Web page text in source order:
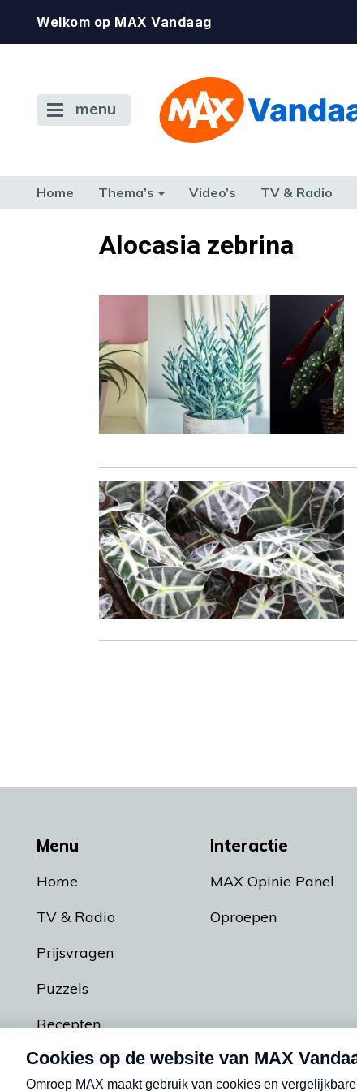
Welkom op MAX Vandaag
menu
Home Thema’s Video’s TV & Radio
TERUG NAAR TOENAlocasia zebrina
Menu
Home
TV & Radio
Prijsvragen
Puzzels
Recepten
Podcasts
Interactie
MAX Opinie Panel
Oproepen